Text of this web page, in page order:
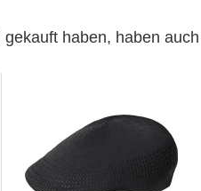
haben, haben auch